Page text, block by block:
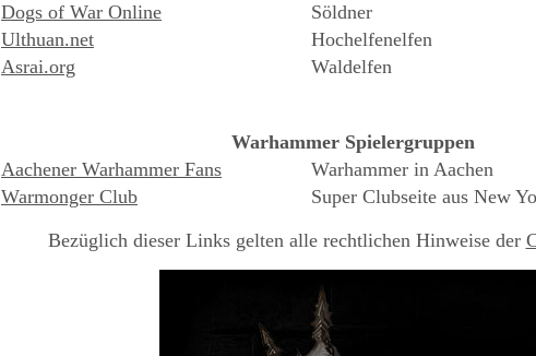
Dogs of War Online
Söldner
Ulthuan.net
Hochelfenelfen
Asrai.org
Waldelfen
Warhammer Spielergruppen
Aachener Warhammer Fans
Warhammer in Aachen
Warmonger Club
Super Clubseite aus New
Bezüglich dieser Links gelten alle rechtlichen Hinweise der